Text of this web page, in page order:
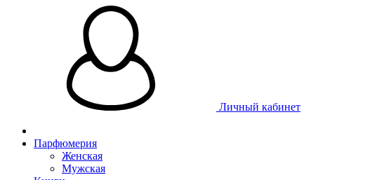
Личный кабинет
Парфюмерия
Женская
Мужская